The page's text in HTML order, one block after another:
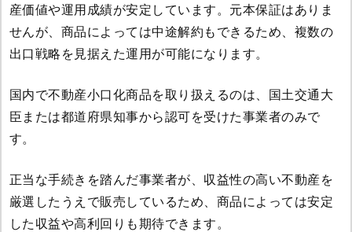
産価値や運用成績が安定しています。元本保証はありま
せんが、商品によっては中途解約もできるため、複数の
出口戦略を見据えた運用が可能になります。
国内で不動産小口化商品を取り扱えるのは、国土交通大
臣または都道府県知事から認可を受けた事業者のみで
す。
正当な手続きを踏んだ事業者が、収益性の高い不動産を
厳選したうえで販売しているため、商品によっては安定
した収益や高利回りも期待できます。